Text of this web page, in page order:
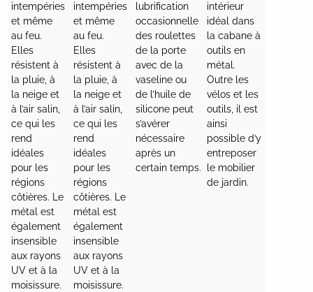
intempéries
et même
au feu.
Elles
résistent à
la pluie, à
la neige et
à l’air salin,
ce qui les
rend
idéales
pour les
régions
côtières. Le
métal est
également
insensible
aux rayons
UV et à la
moisissure.
intempéries
et même
au feu.
Elles
résistent à
la pluie, à
la neige et
à l’air salin,
ce qui les
rend
idéales
pour les
régions
côtières. Le
métal est
également
insensible
aux rayons
UV et à la
moisissure.
lubrification
occasionnelle
des roulettes
de la porte
avec de la
vaseline ou
de l’huile de
silicone peut
s’avérer
nécessaire
après un
intérieur
idéal dans
la cabane à
outils en
métal.
Outre les
vélos et les
outils, il est
ainsi
possible d’y
entreposer
le mobilier
de jardin.